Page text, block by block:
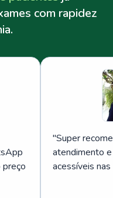
com rapidez
preço
"Super
atendimento
acessíveis